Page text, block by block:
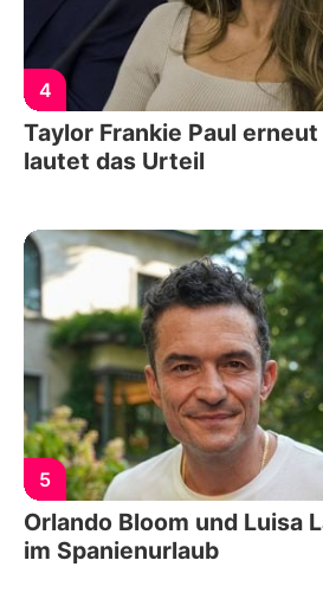
4
Taylor Frankie Paul
lautet das Urteil
5
Orlando Bloom und Luisa
im Spanienurlaub